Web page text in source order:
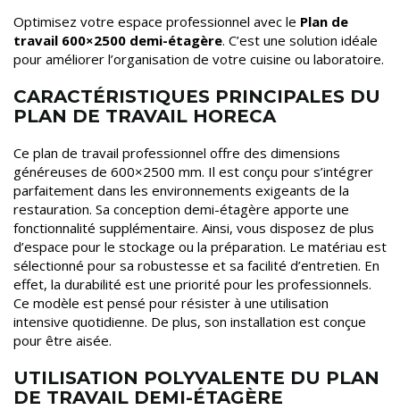
Optimisez votre espace professionnel avec le Plan de
travail 600×2500 demi-étagère. C’est une solution idéale
pour améliorer l’organisation de votre cuisine ou laboratoire.
CARACTÉRISTIQUES PRINCIPALES DU
PLAN DE TRAVAIL HORECA
Ce plan de travail professionnel offre des dimensions
généreuses de 600×2500 mm. Il est conçu pour s’intégrer
parfaitement dans les environnements exigeants de la
restauration. Sa conception demi-étagère apporte une
fonctionnalité supplémentaire. Ainsi, vous disposez de plus
d’espace pour le stockage ou la préparation. Le matériau est
sélectionné pour sa robustesse et sa facilité d’entretien. En
effet, la durabilité est une priorité pour les professionnels.
Ce modèle est pensé pour résister à une utilisation
intensive quotidienne. De plus, son installation est conçue
pour être aisée.
UTILISATION POLYVALENTE DU PLAN
DE TRAVAIL DEMI-ÉTAGÈRE